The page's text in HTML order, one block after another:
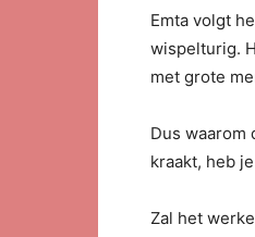
Emta volgt
wispelturig.
met grote
Dus waarom
kraakt, heb
Zal het